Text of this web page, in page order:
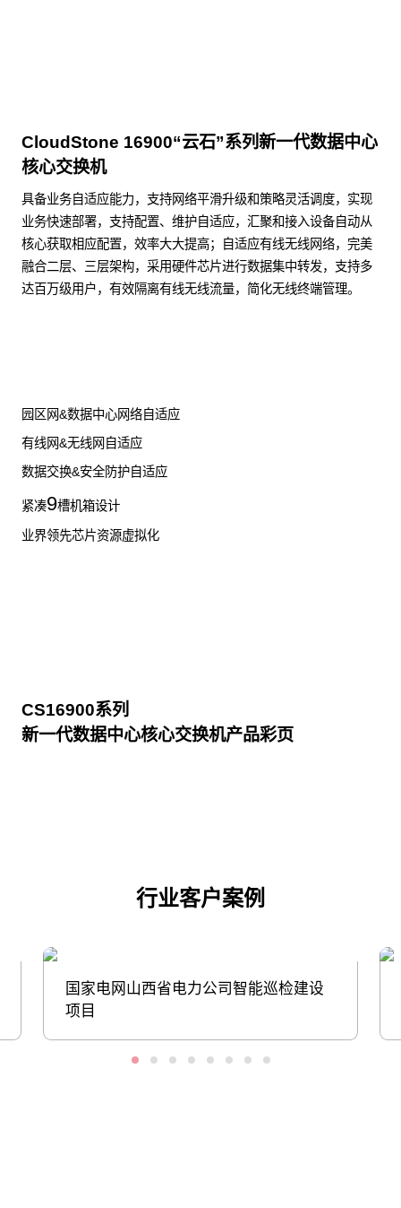
CloudStone 16900“云石”系列新一代数据中心
核心交换机
具备业务自适应能力，支持网络平滑升级和策略灵活调度，实现
业务快速部署，支持配置、维护自适应，汇聚和接入设备自动从
核心获取相应配置，效率大大提高；自适应有线无线网络，完美
融合二层、三层架构，采用硬件芯片进行数据集中转发，支持多
达百万级用户，有效隔离有线无线流量，简化无线终端管理。
园区网&数据中心网络自适应
有线网&无线网自适应
数据交换&安全防护自适应
紧凑9槽机箱设计
业界领先芯片资源虚拟化
CS16900系列
新一代数据中心核心交换机产品彩页
行业客户案例
国家电网山西省电力公司智能巡检建设
项目